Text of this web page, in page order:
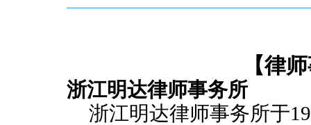
【律
浙江明达律师事务所
浙江明达律师事务所于